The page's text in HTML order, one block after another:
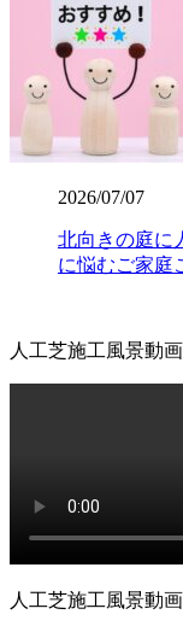
します。後悔しな
から始まります。
2026.7.16
が、ホームセンタ
す。その点、ワイ
みです。長期間の
が、結果として
ンスに優れた選択
いお庭づくりを、
いことで中間マー
リーズナブルな価
あるからこそ、ワ
とが可能です。関
り、大規模な工事
2026/07/07
北向きの庭に
に悩むご家庭
人工芝施工風景動画
人工芝施工風景動画